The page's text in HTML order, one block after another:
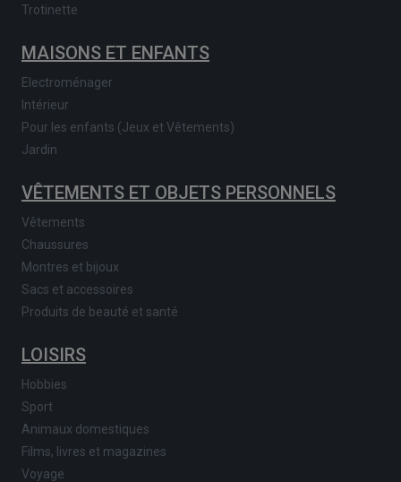
Trotinette
MAISONS ET ENFANTS
Electroménager
Intérieur
Pour les enfants (Jeux et Vêtements)
Jardin
VÊTEMENTS ET OBJETS PERSONNELS
Vêtements
Chaussures
Montres et bijoux
Sacs et accessoires
Produits de beauté et santé
LOISIRS
Hobbies
Sport
Animaux domestiques
Films, livres et magazines
Voyage